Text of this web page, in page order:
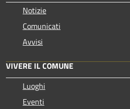
Notizie
Comunicati
Avvisi
VIVERE IL COMUNE
Luoghi
Eventi